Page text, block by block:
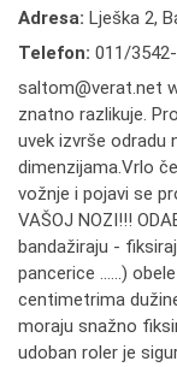
Adresa: Lješka 2,
Telefon: 011/
saltom@verat.net
znatno razlikuje.
uvek izvrše odradu
dimenzijama.Vrlo
vožnje i pojavi se
VAŠOJ NOZI!!!
bandažiraju -
pancerice ......)
centimetrima
moraju snažno
udoban roler je